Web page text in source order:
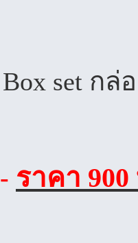
Box set ก
- ราคา